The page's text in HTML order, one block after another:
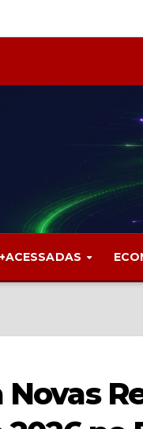
+ACESSADAS
Novas